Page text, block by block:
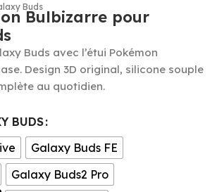
Buds
Bulbizarre pour
Buds avec l’étui Pokémon
Design 3D original, silicone souple
au quotidien.
BUDS
Galaxy Buds FE
Galaxy Buds2 Pro